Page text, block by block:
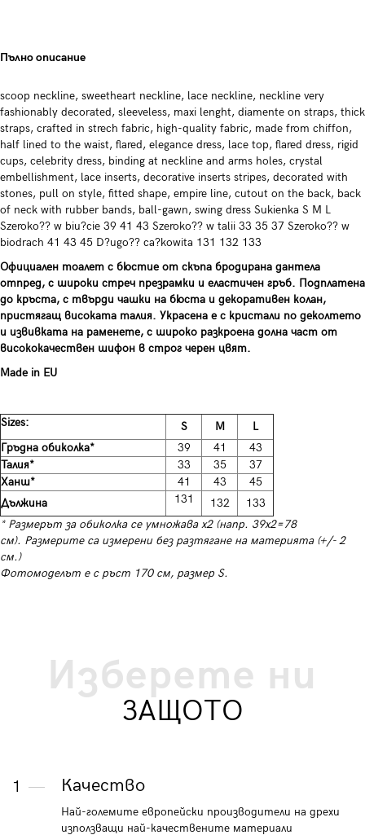
Пълно описание
scoop neckline, sweetheart neckline, lace neckline, neckline very
fashionably decorated, sleeveless, maxi lenght, diamente on straps, thick
straps, crafted in strech fabric, high-quality fabric, made from chiffon,
half lined to the waist, flared, elegance dress, lace top, flared dress, rigid
cups, celebrity dress, binding at neckline and arms holes, crystal
embellishment, lace inserts, decorative inserts stripes, decorated with
stones, pull on style, fitted shape, empire line, cutout on the back, back
of neck with rubber bands, ball-gawn, swing dress Sukienka S M L
Szeroko?? w biu?cie 39 41 43 Szeroko?? w talii 33 35 37 Szeroko?? w
biodrach 41 43 45 D?ugo?? ca?kowita 131 132 133
Официален тоалет с бюстие от скъпа бродирана дантела
отпред, с широки стреч презрамки и еластичен гръб. Подплатена
до кръста, с твърди чашки на бюста и декоративен колан,
пристягащ високата талия. Украсена е с кристали по деколтето
и извивката на раменете, с широко разкроена долна част от
висококачествен шифон в строг черен цвят.
Made in EU
Sizes: S M
L
Гръдна обиколка*
39 41
43
Талия*
33 35
37
Ханш*
41 43
45
Дължина
131 132
133
* Размерът за обиколка се умножава х2 (напр. 39х2=78
см). Размерите са измерени без разтягане на материята (+/- 2
см.)
Фотомоделът е с ръст 170 см, размер S.
Изберете ни
ЗАЩОТО
1 Качество
Най-големите европейски производители на дрехи
използващи най-качествените материали